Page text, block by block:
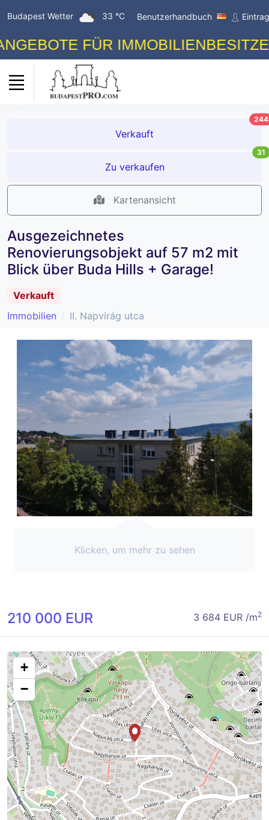
Budapest Wetter 33 °C Benutzerhandbuch
FÜR
Verkauft
244
Zu verkaufen
31
Kartenansicht
Ausgezeichnetes
Renovierungsobjekt auf 57 m2 mit
Blick über Buda Hills + Garage!
Verkauft
Immobilien
II. Napvirág utca
Klicken, um mehr zu sehen
210 000 EUR 3 684 EUR /m2
+
−